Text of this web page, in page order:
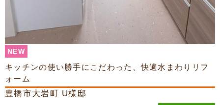
NEW
キッチンの使い勝手にこだわった、快適水まわりリフ
ォーム
豊橋市大岩町 U様邸